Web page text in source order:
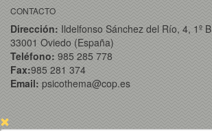
CONTACTO
Dirección: Ildelfonso Sánchez del Río, 4, 1º B
33001 Oviedo (España)
Teléfono: 985 285 778
Fax:985 281 374
Email: psicothema@cop.es